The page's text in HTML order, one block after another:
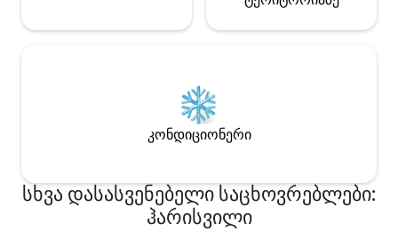
კონდიციონერი
სხვა დასასვენებელი საცხოვრებლები:
ჰარისვილი